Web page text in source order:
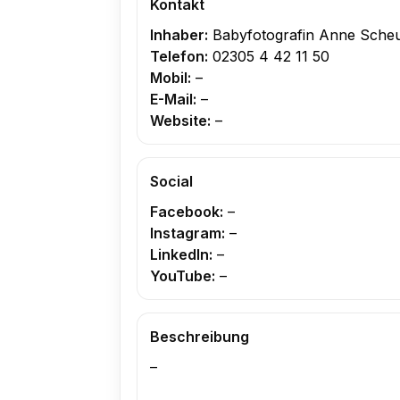
Kontakt
Inhaber: Babyfotografin Anne
Telefon: 02305 4 42 11 50
Mobil: –
E-Mail: –
Website: –
Social
Facebook: –
Instagram: –
LinkedIn: –
YouTube: –
Beschreibung
–